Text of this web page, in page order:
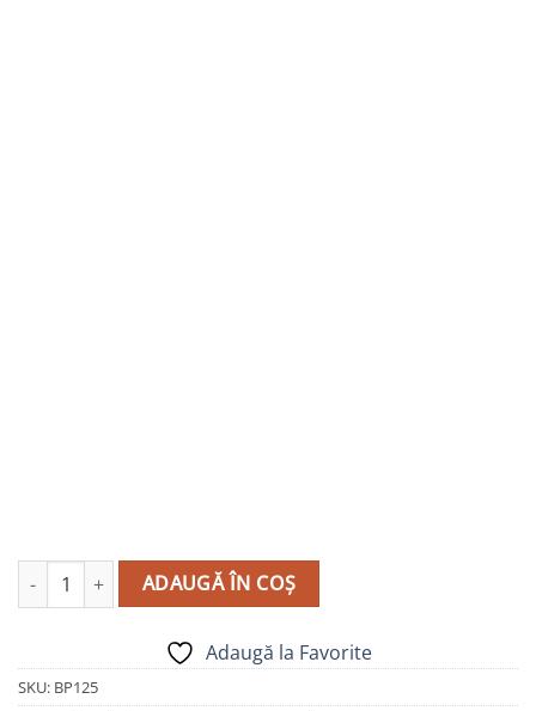
Cantitate Brățară de picior cu șnur și mărgele - model BP125
ADAUGĂ ÎN COȘ
Adaugă la Favorite
SKU: BP125